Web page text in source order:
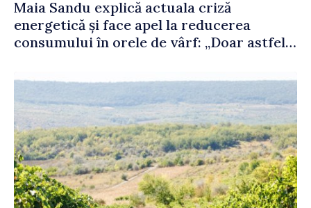
Maia Sandu explică actuala criză
energetică și face apel la reducerea
consumului în orele de vârf: „Doar astfel
mic”